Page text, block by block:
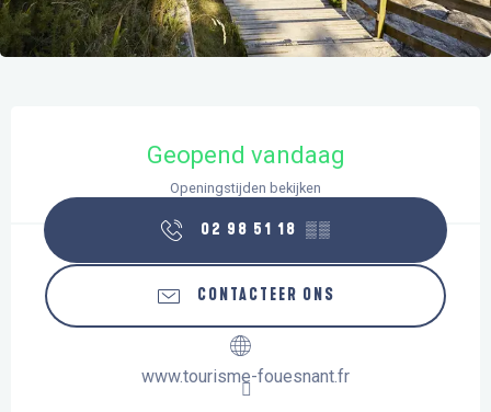
Geopend vandaag
Openingstijden bekijken
02 98 51 18 ▒▒
CONTACTEER ONS
www.tourisme-fouesnant.fr